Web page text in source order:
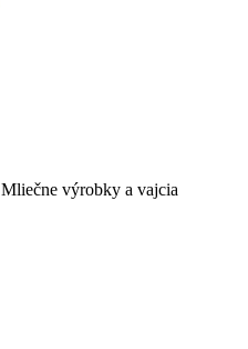
Mliečne výrobky a vajcia